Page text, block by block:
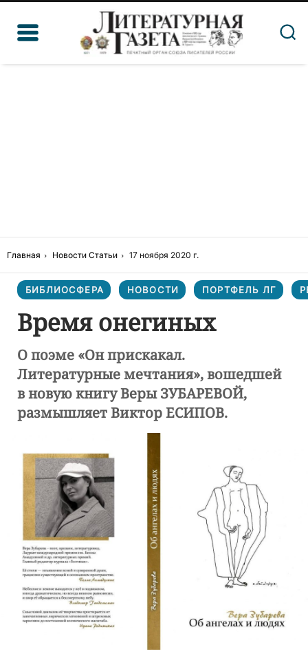
Главная Новости Статьи 17 ноября 2020 г.
БИБЛИОСФЕРА НОВОСТИ ПОРТФЕЛЬ ЛГ
Время онегиных
О поэме «Он прискакал.
Литературные мечтания», вошедшей
в новую книгу Веры ЗУБАРЕВОЙ,
размышляет Виктор ЕСИПОВ.